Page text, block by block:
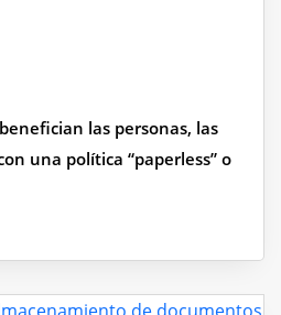
las personas, las
una política “paperless” o